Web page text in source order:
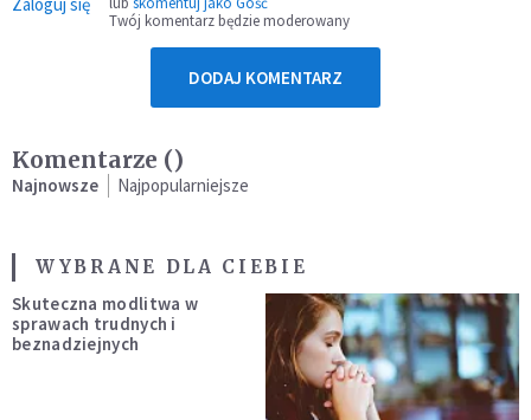
Zaloguj się
Twój komentarz będzie moderowany
DODAJ KOMENTARZ
Komentarze ()
Najnowsze Najpopularniejsze
WYBRANE DLA CIEBIE
Skuteczna modlitwa w
sprawach trudnych i
beznadziejnych